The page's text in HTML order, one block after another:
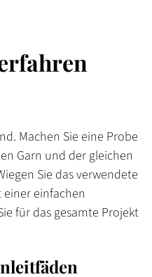
Machen Sie eine Probe
Garn und der gleichen
Sie das verwendete
einer einfachen
für das gesamte Projekt